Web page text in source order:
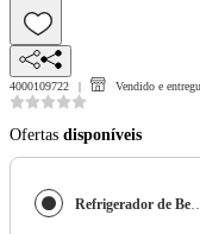
4000109722 Vendido e
Ofertas disponíveis
Refrigerador de Bebidas Vertical Porta